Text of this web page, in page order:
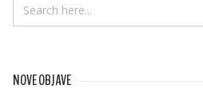
NOVE OBJAVE